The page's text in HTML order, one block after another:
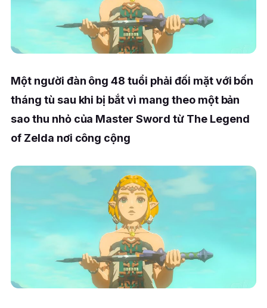
Một người đàn ông 48 tuổi phải đối mặt với bốn
tháng tù sau khi bị bắt vì mang theo một bản
sao thu nhỏ của Master Sword từ The Legend
of Zelda nơi công cộng